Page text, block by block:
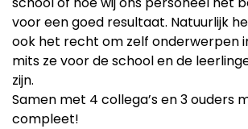
voor een goed resultaat. Natuurlijk
ook het recht om zelf onderwerpen
mits ze voor de school en de
zijn.
Samen met 4 collega’s en 3 ouders
compleet!